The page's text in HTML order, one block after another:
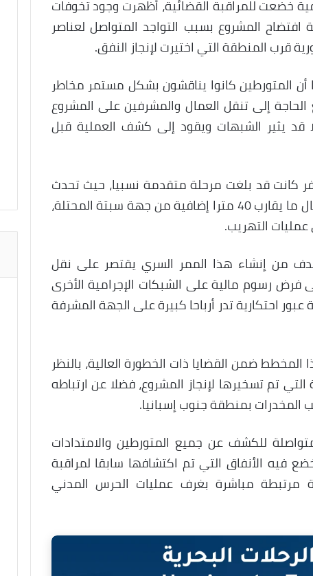
خضعت للمراقبة القضائية، أظهرت وجود تخوفات
المشروع بسبب التواجد المتواصل لعناصر
قرب المنطقة التي اختيرت لإنجاز النفق.
المتورطين كانوا يناقشون بشكل مستمر مخاطر
إلى تنقل العمال والمشرفين على المشروع
قد يثير الشبهات ويقود إلى كشف العملية قبل
كانت قد بلغت مرحلة متقدمة نسبيا، حيث تحدث
أحد المشتبه فيهم عن ضرورة استكمال ما يقارب 40 مترا إضافية من جهة سبتة المحتلة،
التهريب.
من إنشاء هذا الممر السري يقتصر على نقل
فرض رسوم مالية على الشبكات الإجرامية الأخرى
احتكارية تدر أرباحا كبيرة على الجهة المشرفة
المخطط ضمن القضايا ذات الخطورة العالية، بالنظر
التي تم تسخيرها لإنجاز المشروع، فضلا عن ارتباطه
المخدرات بمنطقة جنوب إسبانيا.
للكشف عن جميع المتورطين والامتدادات
فيه الأنفاق التي تم اكتشافها سابقا لمراقبة
مرتبطة مباشرة بغرف عمليات الحرس المدني